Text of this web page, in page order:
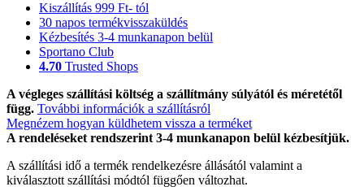
Kiszállítás 999 Ft- tól
30 napos termékvisszaküldés
Kézbesítés 3-4 munkanapon belül
Sportano Club
4.70 Trusted Shops
A végleges szállítási költség a szállítmány súlyától és méretétől
függ. További információk a szállításról
Megnézem hogyan küldhetem vissza a terméket
A rendeléseket rendszerint 3-4 munkanapon belül kézbesítjük.
A szállítási idő a termék rendelkezésre állásától valamint a
kiválasztott szállítási módtól függően változhat.